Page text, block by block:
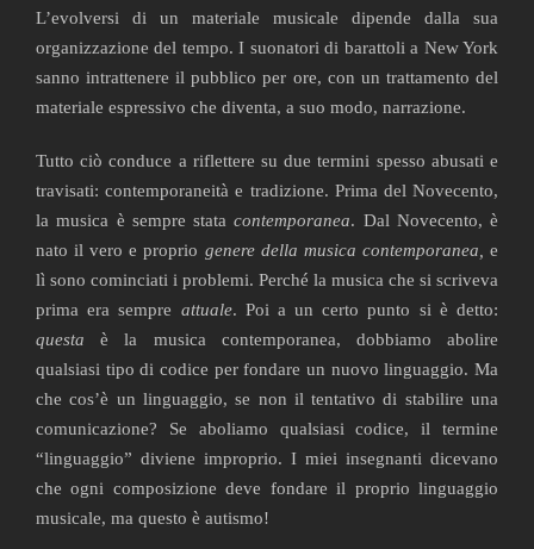
L’evolversi di un materiale musicale dipende dalla sua
organizzazione del tempo. I suonatori di barattoli a New York
sanno intrattenere il pubblico per ore, con un trattamento del
materiale espressivo che diventa, a suo modo, narrazione.
Tutto ciò conduce a riflettere su due termini spesso abusati e
travisati: contemporaneità e tradizione. Prima del Novecento,
la musica è sempre statacontemporanea. Dal Novecento, è
nato il vero e proprio genere della musica contemporanea, e
lì sono cominciati i problemi. Perché la musica che si scriveva
prima era sempre attuale. Poi a un certo punto si è detto:
questaè la musica contemporanea, dobbiamo abolire
qualsiasi tipo di codice per fondare un nuovo linguaggio. Ma
che cos’è un linguaggio, se non il tentativo di stabilire una
comunicazione? Se aboliamo qualsiasi codice, il termine
“linguaggio” diviene improprio. I miei insegnanti dicevano
che ogni composizione deve fondare il proprio linguaggio
musicale, ma questo è autismo!